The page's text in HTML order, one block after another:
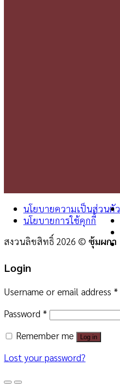
นโยบายความเป็นส่วนตัว
นโยบายการใช้คุกกี้
สงวนลิขสิทธิ์ 2026 © ซุ้มผกา
Login
Username or email address *
Password *
Remember me
Log in
Lost your password?